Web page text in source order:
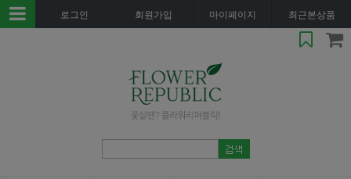
로그인 회원가입 마이페이지 최근본상품